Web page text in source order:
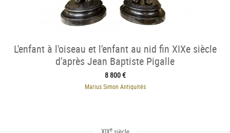
L'enfant à l'oiseau et l'enfant au nid fin XIXe siècle
d'après Jean Baptiste Pigalle
8 800 €
Marius Simon Antiquités
e